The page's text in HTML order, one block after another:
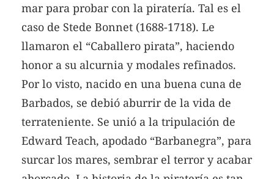
mar para probar con la piratería. Tal es el
caso de Stede Bonnet (1688-1718). Le
llamaron el “Caballero pirata”, haciendo
honor a su alcurnia y modales refinados.
Por lo visto, nacido en una buena cuna de
Barbados, se debió aburrir de la vida de
terrateniente. Se unió a la tripulación de
Edward Teach, apodado “Barbanegra”, para
surcar los mares, sembrar el terror y acabar